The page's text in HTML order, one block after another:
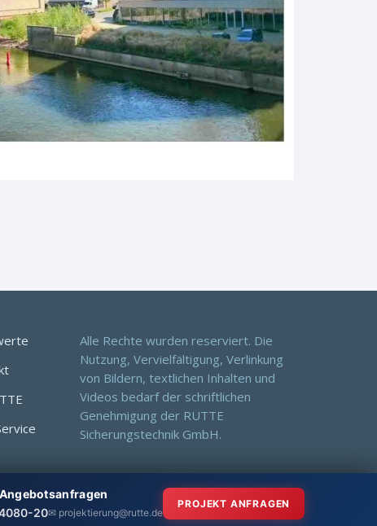
Alle Rechte wurden reserviert. Die
Nutzung, Vervielfältigung, Verlinkung
von Bildern, textlichen Inhalten und
Videos bedarf der schriftlichen
Genehmigung der RUTTE
Sicherungstechnik GmbH.
20✉ projektierung@rutte.de
PROJEKT ANFRAGEN